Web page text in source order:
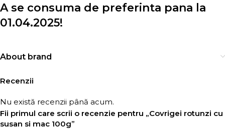
A se consuma de preferinta pana la
01.04.2025!
About brand
Recenzii
Nu există recenzii până acum.
Fii primul care scrii o recenzie pentru „Covrigei rotunzi cu
susan si mac 100g”